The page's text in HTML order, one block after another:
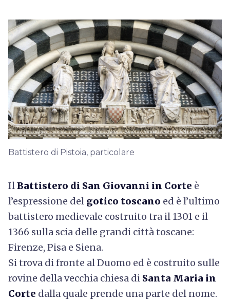
Battistero di Pistoia, particolare
IlBattistero di San Giovanni in Corte è
l’espressione del gotico toscano ed è l’ultimo
battistero medievale costruito tra il 1301 e il
1366 sulla scia delle grandi città toscane:
Firenze, Pisa e Siena.
Si trova di fronte al Duomo ed è costruito sulle
rovine della vecchia chiesa di Santa Maria in
Corte dalla quale prende una parte del nome.